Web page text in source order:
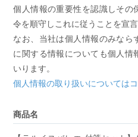
個人情報の重要性を認識しそ
令を順守しこれに従うことを宣言
なお、当社は個人情報のみな
に関する情報についても個人情
いります。
個人情報の取り扱いについては
商品名